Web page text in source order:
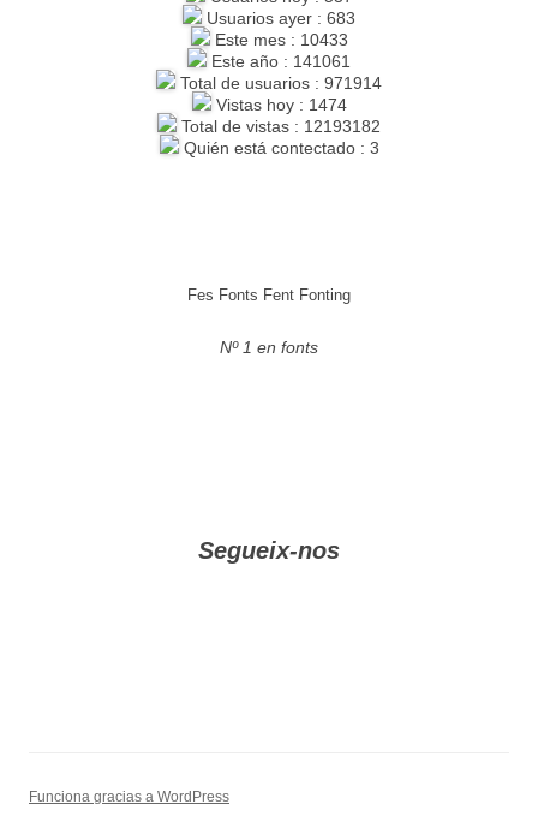
Usuarios ayer : 683
Este mes : 10433
Este año : 141061
Total de usuarios : 971914
Vistas hoy : 1474
Total de vistas : 12193182
Quién está contectado : 3
Fes Fonts Fent Fonting
Nº 1 en fonts
Segueix-nos
Funciona gracias a WordPress